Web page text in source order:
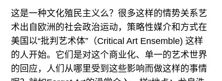
这是一种文化殖民主义么？很多这样的情势关系艺
术出自欧洲的社会政治运动，策略性媒介和方式在
美国以“批判艺术体”（Critical Art Ensemble) 这样
的人开始。它们是对这个商业化、单一的艺术世界
的回应，人们从哪里受到这些影响而做这样的事情